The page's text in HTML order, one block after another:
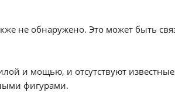
не обнаружено. Это может быть
и мощью, и отсутствуют известные
фигурами.